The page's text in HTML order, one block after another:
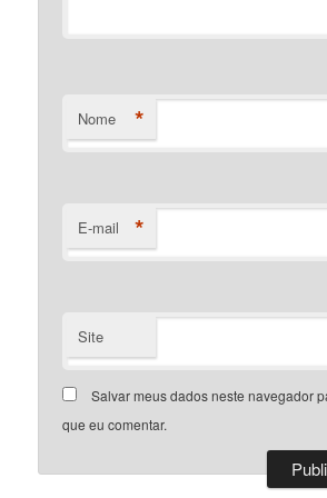
Nome *
E-mail *
Site
Salvar meus dados neste navegador
que eu comentar.